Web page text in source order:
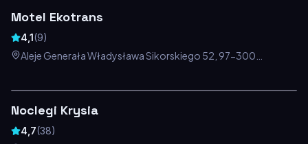
Motel Ekotrans
4,1(9)
Aleje Generała Władysława Sikorskiego 52, 97-300
Noclegi Krysia
4,7(38)